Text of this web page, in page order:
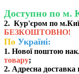
Доступно по м.
2. Кур'єром по
БЕЗКОШТОВНО!
По Україні:
1. Нової поштою
товару;
2. Адресна